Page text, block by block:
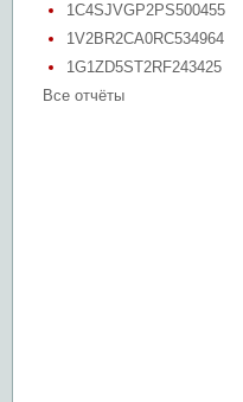
1C4SJVGP2PS500455
1V2BR2CA0RC534964
1G1ZD5ST2RF243425
Все отчёты